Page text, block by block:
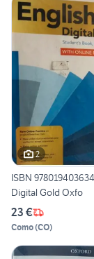
2
ISBN 9780194036344 English
Digital Gold Oxfo
23 €
Como(CO)